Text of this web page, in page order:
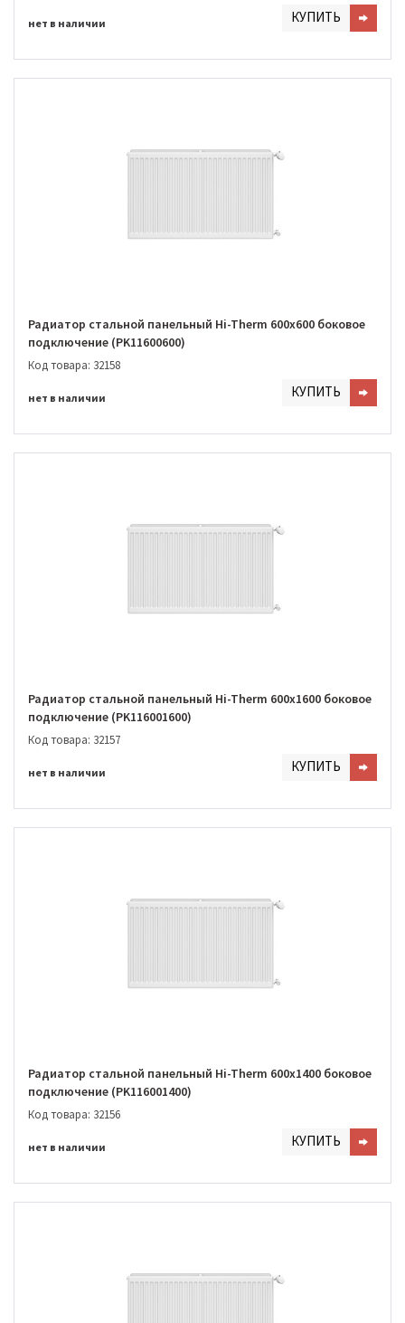
нет в наличии КУПИТЬ
Радиатор стальной панельный Hi-Therm 600х600 боковое
подключение (PK11600600)
Код товара: 32158
нет в наличии КУПИТЬ
Радиатор стальной панельный Hi-Therm 600х1600 боковое
подключение (PK116001600)
Код товара: 32157
нет в наличии КУПИТЬ
Радиатор стальной панельный Hi-Therm 600х1400 боковое
подключение (PK116001400)
Код товара: 32156
нет в наличии КУПИТЬ